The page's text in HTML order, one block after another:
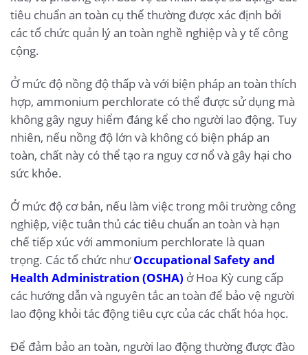
tiêu chuẩn an toàn cụ thể thường được xác định bởi
các tổ chức quản lý an toàn nghề nghiệp và y tế công
cộng.
Ở mức độ nồng độ thấp và với biện pháp an toàn thích
hợp, ammonium perchlorate có thể được sử dụng mà
không gây nguy hiểm đáng kể cho người lao động. Tuy
nhiên, nếu nồng độ lớn và không có biện pháp an
toàn, chất này có thể tạo ra nguy cơ nổ và gây hại cho
sức khỏe.
Ở mức độ cơ bản, nếu làm việc trong môi trường công
nghiệp, việc tuân thủ các tiêu chuẩn an toàn và hạn
chế tiếp xúc với ammonium perchlorate là quan
trọng. Các tổ chức nhưOccupational Safety and
Health Administration (OSHA) ở Hoa Kỳ cung cấp
các hướng dẫn và nguyên tắc an toàn để bảo vệ người
lao động khỏi tác động tiêu cực của các chất hóa học.
Để đảm bảo an toàn, người lao động thường được đào